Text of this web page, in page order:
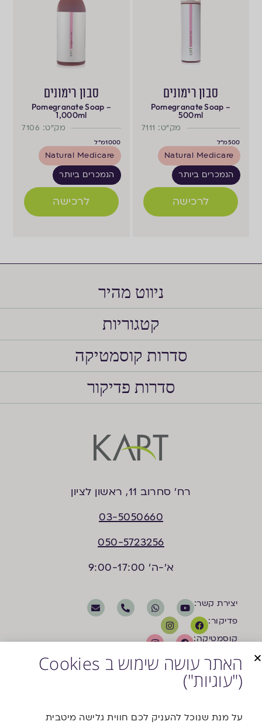
סבון רימונים
Pomegranate Soap –
500ml
מק"ט: 7111
500מ"ל
Natural Medicare
הנמכרים ביותר
לרכישה
סבון רימונים
Pomegranate Soap –
1,000ml
מק"ט: 7106
1000מ"ל
Natural Medicare
הנמכרים ביותר
לרכישה
ניווט מהיר
קטגוריות
סדרות קוסמטיקה
סדרות פדיקור
רח’ סחרוב 11, ראשון לציון
03-5050660
050-5723256
א'-ה' 9:00-17:00
יצירת קשר:
פדיקור:
קוסמטיקה:
האתר עושה שימוש ב Cookies
("עוגיות")
על מנת שנוכל להעניק לכם חווית גלישה מיטבית